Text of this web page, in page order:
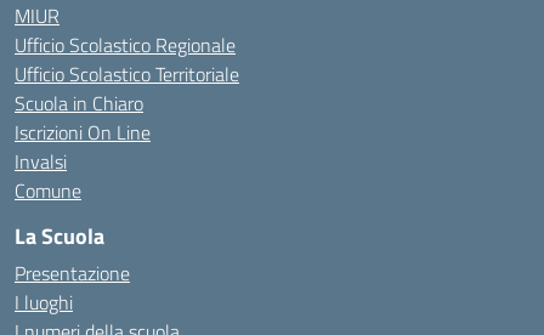
MIUR
Ufficio Scolastico Regionale
Ufficio Scolastico Territoriale
Scuola in Chiaro
Iscrizioni On Line
Invalsi
Comune
La Scuola
Presentazione
I luoghi